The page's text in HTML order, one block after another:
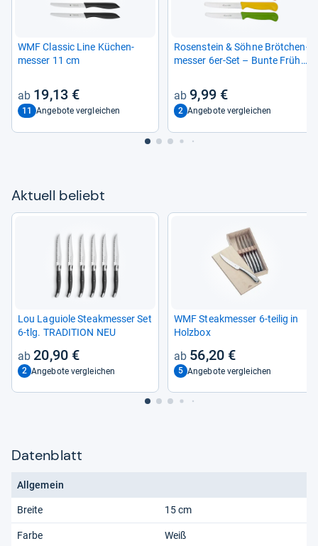
WMF Clas­sic Line Küchen­
mes­ser 11 cm
19,13 €
11 Angebote vergleichen
Rosen­stein & Söhne Bröt­chen­
mes­ser 6er-​Set – Bunte Früh­
schliff9,99 €
2 Angebote vergleichen
Aktu­ell beliebt
Lou Laguiole Steak­mes­ser Set
6-​tlg. TRA­DI­TION NEU
20,90 €
2 Angebote vergleichen
WMF Steak­mes­ser 6-​tei­lig in
Holz­box
56,20 €
5 Angebote vergleichen
Datenblatt
Allgemein
Breite 15 cm
Farbe Weiß